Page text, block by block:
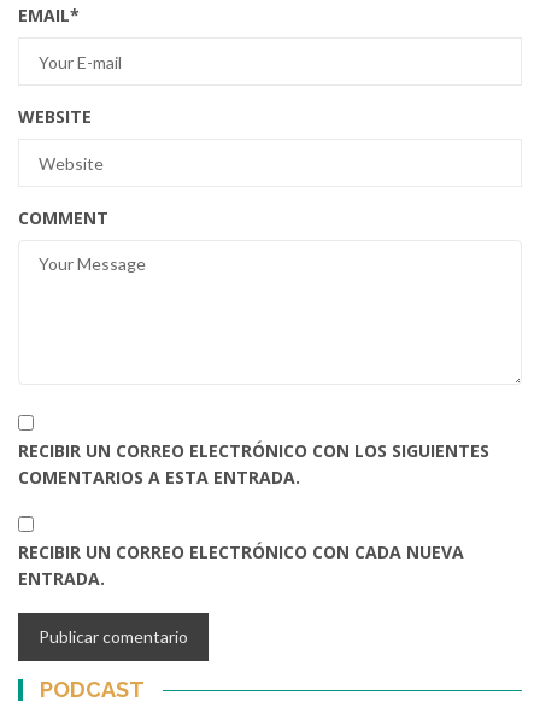
EMAIL*
WEBSITE
COMMENT
RECIBIR UN CORREO ELECTRÓNICO CON LOS SIGUIENTES
COMENTARIOS A ESTA ENTRADA.
RECIBIR UN CORREO ELECTRÓNICO CON CADA NUEVA
ENTRADA.
PODCAST